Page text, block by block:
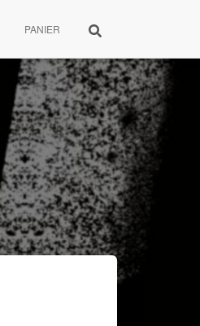
PANIER